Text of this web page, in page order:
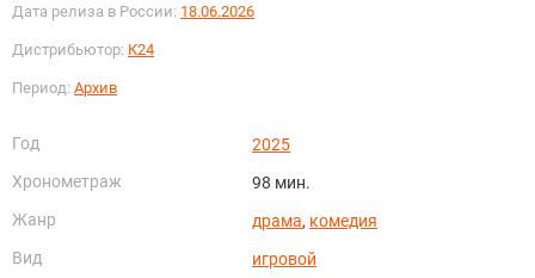
Дата релиза в России: 18.06.2026
Дистрибьютор: К24
Период: Архив
Год
2025
Хронометраж
98 мин.
Жанр
драма, комедия
Вид
игровой